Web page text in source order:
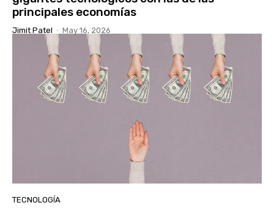
principales economías
Jimit Patel - May 16, 2026
TECNOLOGÍA